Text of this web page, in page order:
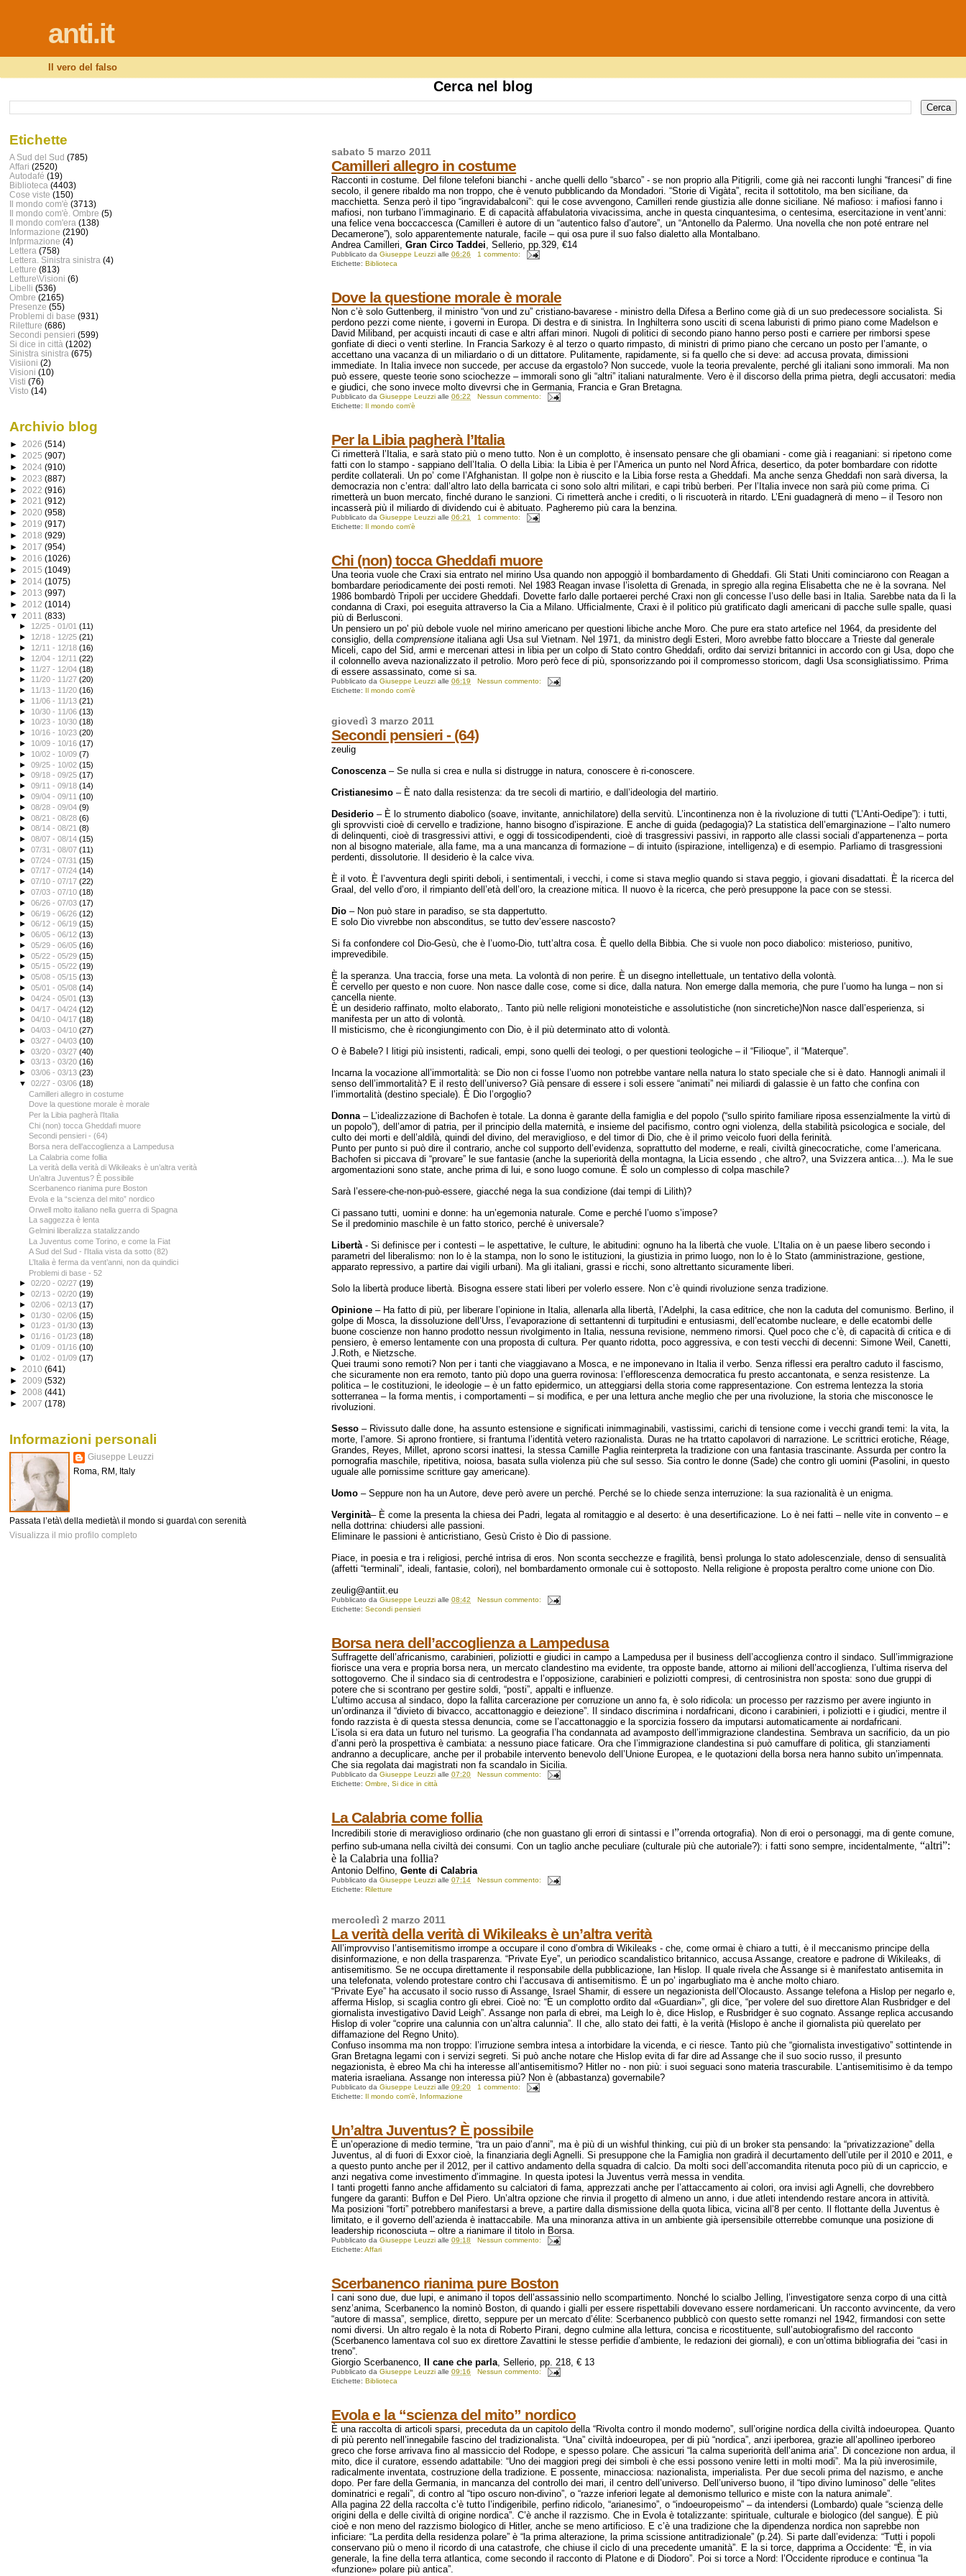
anti.it
Il vero del falso
Cerca nel blog
sabato 5 marzo 2011
Camilleri allegro in costume
Racconti in costume. Del filone telefoni bianchi - anche quelli dello “sbarco” - se non proprio alla Pitigrili, come già nei racconti lunghi “francesi” di fine
secolo, il genere ribaldo ma non troppo, che è venuto pubblicando da Mondadori. “Storie di Vigàta”, recita il sottotitolo, ma ben siciliane, da
macchietta. Senza però il tipo “ingravidabalconi”: qui le cose avvengono, Camilleri rende giustizia alle donne siciliane. Né mafioso: i mafiosi fanno i
mafiosi, non turbano l’immaginario. E di capacità affabulatoria vivacissima, anche in questa cinquantesima, o centesima, esercitazione in vent’anni:
una felice vena boccaccesca (Camilleri è autore di un “autentico falso d’autore”, un “Antonello da Palermo. Una novella che non poté entrare nel
Decamerone”), solo apparentemente naturale, facile – qui osa pure il suo falso dialetto alla Montalbano.
Andrea Camilleri,Gran Circo Taddei , Sellerio, pp.329, €14
Pubblicato daGiuseppe Leuzzi alle06:26
1 commento:
Etichette:Biblioteca
Dove la questione morale è morale
Non c’è solo Guttenberg, il ministro “von und zu” cristiano-bavarese - ministro della Difesa a Berlino come già di un suo predecessore socialista. Si
perdono pezzi come niente, i governi in Europa. Di destra e di sinistra. In Inghilterra sono usciti di scena laburisti di primo piano come Madelson e
David Miliband, per acquisti incauti di case e altri affari minori. Nugoli di politici di secondo piano hanno perso posti e carriere per rimborsi spese
gonfiate di dieci o venti sterline. In Francia Sarkozy è al terzo o quarto rimpasto, di ministri di primo piano che cercano un posto per l’amante, o
accettano una vacanza di un miliardario o di un dittatore. Pulitamente, rapidamente, si fa quello che si deve: ad accusa provata, dimissioni
immediate. In Italia invece non succede, per accuse da ergastolo? Non succede, vuole la teoria prevalente, perché gli italiani sono immorali. Ma non
può essere, queste teorie sono sciochezze – immorali sono gli “altri” italiani naturalmente. Vero è il discorso della prima pietra, degli accusatori: media
e giudici, che sono invece molto divevrsi che in Germania, Francia e Gran Bretagna.
Pubblicato daGiuseppe Leuzzi alle06:22
Nessun commento:
Etichette: Il mondo com'è
Per la Libia pagherà l’Italia
Ci rimetterà l’Italia, e sarà stato più o meno tutto. Non è un complotto, è insensato pensare che gli obamiani - come già i reaganiani: si ripetono come
fatti con lo stampo - sappiano dell’Italia. O della Libia: la Libia è per l’America un punto nel Nord Africa, desertico, da poter bombardare con ridotte
perdite collaterali. Un po’ come l’Afghanistan. Il golpe non è riuscito e la Libia forse resta a Gheddafi. Ma anche senza Gheddafi non sarà diversa, la
democrazia non c’entra: dall’altro lato della barricata ci sono solo altri militari, e capi tribù berberi. Per l’Italia invece non sarà più come prima. Ci
rimetterà un buon mercato, finché durano le sanzioni. Ci rimetterà anche i crediti, o li riscuoterà in ritardo. L’Eni guadagnerà di meno – il Tesoro non
incasserà più il miliardo di dividendo cui è abituato. Pagheremo più cara la benzina.
Pubblicato daGiuseppe Leuzzi alle06:21
1 commento:
Etichette: Il mondo com'è
Chi (non) tocca Gheddafi muore
Una teoria vuole che Craxi sia entrato nel mirino Usa quando non appoggiò il bombardamento di Gheddafi. Gli Stati Uniti cominciarono con Reagan a
bombardare periodicamente dei posti remoti. Nel 1983 Reagan invase l’isoletta di Grenada, in spregio alla regina Elisabetta che ne è la sovrana. Nel
1986 bombardò Tripoli per uccidere Gheddafi. Dovette farlo dalle portaerei perché Craxi non gli concesse l’uso delle basi in Italia. Sarebbe nata da lì la
condanna di Craxi, poi eseguita attraverso la Cia a Milano. Ufficialmente, Craxi è il politico più gratificato dagli americani di pacche sulle spalle, quasi
più di Berlusconi.
Un pensiero un po' più debole vuole nel mirino americano per questioni libiche anche Moro. Che pure era stato artefice nel 1964, da presidente del
consiglio, dellacomprensione italiana agli Usa sul Vietnam. Nel 1971, da ministro degli Esteri, Moro avrebbe fatto bloccare a Trieste dal generale
Miceli, capo del Sid, armi e mercenari attesi in libia per un colpo di Stato contro Gheddafi, ordito dai servizi britannici in accordo con gi Usa, dopo che
il colonnello aveva nazionalizzato il petrolio. Moro però fece di più, sponsorizzando poi il compromesso storicom, dagli Usa sconsigliatissimo. Prima
di essere assassinato, come si sa.
Pubblicato daGiuseppe Leuzzi alle06:19
Nessun commento:
Etichette: Il mondo com'è
giovedì 3 marzo 2011
Secondi pensieri - (64)
zeulig
Conoscenza – Se nulla si crea e nulla si distrugge in natura, conoscere è ri-conoscere.
Cristianesimo – È nato dalla resistenza: da tre secoli di martirio, e dall’ideologia del martirio.
Desiderio – È lo strumento diabolico (soave, invitante, annichilatore) della servitù. L’incontinenza non è la rivoluzione di tutti (“L’Anti-Oedipe”): i tutti,
gli sprovvisti cioè di cervello e tradizione, hanno bisogno d’ispirazione. E anche di guida (pedagogia)? La statistica dell’emarginazione – l’alto numero
di delinquenti, cioè di trasgressivi attivi, e oggi di tossicodipendenti, cioè di trasgressivi passivi, in rapporto alle classi sociali d’appartenenza – porta
non al bisogno materiale, alla fame, ma a una mancanza di formazione – di intuito (ispirazione, intelligenza) e di esempio. Parliamo di trasgressioni
perdenti, dissolutorie. Il desiderio è la calce viva.
È il voto. È l’avventura degli spiriti deboli, i sentimentali, i vecchi, i come si stava meglio quando si stava peggio, i giovani disadattati. È la ricerca del
Graal, del vello d’oro, il rimpianto dell’età dell’oro, la creazione mitica. Il nuovo è la ricerca, che però presuppone la pace con se stessi.
Dio – Non può stare in paradiso, se sta dappertutto.
E solo Dio vivrebbe non absconditus, se tutto dev’essere nascosto?
Si fa confondere col Dio-Gesù, che è l’uomo-Dio, tutt’altra cosa. È quello della Bibbia. Che si vuole non poco diabolico: misterioso, punitivo,
imprevedibile.
È la speranza. Una traccia, forse una meta. La volontà di non perire. È un disegno intellettuale, un tentativo della volontà.
È cervello per questo e non cuore. Non nasce dalle cose, come si dice, dalla natura. Non emerge dalla memoria, che pure l’uomo ha lunga – non si
cancella niente.
È un desiderio raffinato, molto elaborato,. Tanto più nelle religioni monoteistiche e assolutistiche (non sincretiche)Non nasce dall’esperienza, si
manifesta per un atto di volontà.
Il misticismo, che è ricongiungimento con Dio, è il più determinato atto di volontà.
O è Babele? I litigi più insistenti, radicali, empi, sono quelli dei teologi, o per questioni teologiche – il “Filioque”, il “Materque”.
Incarna la vocazione all’immortalità: se Dio non ci fosse l’uomo non potrebbe vantare nella natura lo stato speciale che si è dato. Hannogli animali il
senso dell’immortalità? E il resto dell’universo? Già pensare di essere i soli essere “animati” nei miliardi di galassie è un fatto che confina con
l’immortalità (destino speciale). È Dio l’orgoglio?
Donna – L’idealizzazione di Bachofen è totale. La donna è garante della famiglia e del popolo (“sullo spirito familiare riposa essenzialmente la virtù di
un popolo”), dell’amor di patria, per il principio della maternità, e insieme del pacifismo, contro ogni violenza, della stabilità psicologica e sociale, del
culto dei morti e dell’aldilà, quindi del divino, del meraviglioso, e del timor di Dio, che è il primo veicolo fuori della ferinità.
Punto per punto si può dire il contrario, anche col supporto dell’evidenza, soprattutto del moderne, e reali, civiltà ginecocratiche, come l’americana.
Bachofen si piccava di “provare” le sue fantasie (anche la superiorità della montagna, la Licia essendo , che altro?, una Svizzera antica…). Ma le sue
argomentazioni sono state, anche prima di lui, e sono luogo comune. È solo un complesso di colpa maschile?
Sarà l’essere-che-non-può-essere, giacché nega la sua condizione (dai tempi di Lilith)?
Ci passano tutti, uomini e donne: ha un’egemonia naturale. Come e perché l’uomo s’impose?
Se il predominio maschile è un fatto storico, perché è universale?
Libertà - Si definisce per i contesti – le aspettative, le culture, le abitudini: ognuno ha la libertà che vuole. L’Italia on è un paese libero secondo i
parametri del liberalismo: non lo è la stampa, non lo sono le istituzioni, la giustizia in primo luogo, non lo è lo Stato (amministrazione, gestione,
apparato repressivo, a partire dai vigili urbani). Ma gli italiani, grassi e ricchi, sono altrettanto sicuramente liberi.
Solo la libertà produce libertà. Bisogna essere stati liberi per volerlo essere. Non c’è quindi rivoluzione senza tradizione.
Opinione – Ha fatto di più, per liberare l’opinione in Italia, allenarla alla libertà, l’Adelphi, la casa editrice, che non la caduta del comunismo. Berlino, il
golpe di Mosca, la dissoluzione dell’Urss, l’evaporazione di settantenni di turpitudini e entusiasmi, dell’ecatombe nucleare, e delle ecatombi delle
buone coscienze non hanno prodotto nessun rivolgimento in Italia, nessuna revisione, nemmeno rimorsi. Quel poco che c’è, di capacità di critica e di
pensiero, è emerso lentamente con una proposta di cultura. Per quanto ridotta, poco aggressiva, e con testi vecchi di decenni: Simone Weil, Canetti,
J.Roth, e Nietzsche.
Quei traumi sono remoti? Non per i tanti che viaggiavano a Mosca, e ne imponevano in Italia il verbo. Senza riflessi era peraltro caduto il fascismo,
che sicuramente non era remoto, tanto più dopo una guerra rovinosa: l’efflorescenza democratica fu presto accantonata, e senza resistenze. La
politica – le costituzioni, le ideologie – è un fatto epidermico, un atteggiarsi della storia come rappresentazione. Con estrema lentezza la storia
sotterranea – la forma mentis, i comportamenti – si modifica, e per una lettura anche meglio che per una rivoluzione, la storia che misconosce le
rivoluzioni.
Sesso – Rivissuto dalle done, ha assunto estensione e significati inimmaginabili, vastissimi, carichi di tensione come i vecchi grandi temi: la vita, la
morte, l’amore. Si aprono frontiere, si frantuma l’identità vetero razionalista. Duras ne ha trtatto capolavori di narrazione. Le scrittrici erotiche, Réage,
Grandes, Reyes, Millet, aprono scorsi inattesi, la stessa Camille Paglia reinterpreta la tradizione con una fantasia trascinante. Assurda per contro la
pornografia maschile, ripetitiva, noiosa, basata sulla violenza più che sul sesso. Sia contro le donne (Sade) che contro gli uomini (Pasolini, in questo
uguale alle pornissime scritture gay americane).
Uomo – Seppure non ha un Autore, deve però avere un perché. Perché se lo chiede senza interruzione: la sua razionalità è un enigma.
Verginità– È come la presenta la chiesa dei Padri, legata al romitaggio e al deserto: è una desertificazione. Lo è nei fatti – nelle vite in convento – e
nella dottrina: chiudersi alle passioni.
Eliminare le passioni è anticristiano, Gesù Cristo è Dio di passione.
Piace, in poesia e tra i religiosi, perché intrisa di eros. Non sconta secchezze e fragilità, bensì prolunga lo stato adolescenziale, denso di sensualità
(affetti “terminali”, ideali, fantasie, colori), nel bombardamento ormonale cui è sottoposto. Nella religione è proposta peraltro come unione con Dio.
zeulig@antiit.eu
Pubblicato daGiuseppe Leuzzi alle08:42
Nessun commento:
Etichette:Secondi pensieri
Borsa nera dell’accoglienza a Lampedusa
Suffragette dell’africanismo, carabinieri, poliziotti e giudici in campo a Lampedusa per il business dell’accoglienza contro il sindaco. Sull’immigrazione
fiorisce una vera e propria borsa nera, un mercato clandestino ma evidente, tra opposte bande, attorno ai milioni dell’accoglienza, l’ultima riserva del
sottogoverno. Che il sindaco sia di centrodestra e l’opposizione, carabinieri e poliziotti compresi, di centrosinistra non sposta: sono due gruppi di
potere che si scontrano per gestire soldi, “posti”, appalti e influenze.
L’ultimo accusa al sindaco, dopo la fallita carcerazione per corruzione un anno fa, è solo ridicola: un processo per razzismo per avere ingiunto in
un’ordinanza il “divieto di bivacco, accattonaggio e deiezione”. Il sindaco discrimina i nordafricani, dicono i carabinieri, i poliziotti e i giudici, mentre il
fondo razzista è di questa stessa denuncia, come se l’accattonaggio e la sporcizia fossero da imputarsi automaticamente ai nordafricani.
L’isola si era data un futuro nel turismo. La geografia l’ha condannata ad avamposto dell’immigrazione clandestina. Sembrava un sacrificio, da un pio
d’anni però la prospettiva è cambiata: a nessuno piace faticare. Ora che l’immigrazione clandestina si può camuffare di politica, gli stanziamenti
andranno a decuplicare, anche per il probabile intervento benevolo dell’Unione Europea, e le quotazioni della borsa nera hanno subito un’impennata.
Che sia regolata dai magistrati non fa scandalo in Sicilia.
Pubblicato daGiuseppe Leuzzi alle07:20
Nessun commento:
Etichette:Ombre ,Si dice in città
La Calabria come follia
Incredibili storie di meraviglioso ordinario (che non guastano gli errori di sintassi e l”orrenda ortografia). Non di eroi o personaggi, ma di gente comune,
perfino sub-umana nella civiltà dei consumi. Con un taglio anche peculiare (culturale più che autoriale?): i fatti sono sempre, incidentalmente,“altri”:
è la Calabria una follia?
Antonio Delfino,Gente di Calabria
Pubblicato daGiuseppe Leuzzi alle07:14
Nessun commento:
Etichette:Riletture
mercoledì 2 marzo 2011
La verità della verità di Wikileaks è un’altra verità
All’improvviso l’antisemitismo irrompe a occupare il cono d’ombra di Wikileaks - che, come ormai è chiaro a tutti, è il meccanismo principe della
disinformazione, e non della trasparenza. “Private Eye”, un periodico scandalistico britannico, accusa Assange, creatore e padrone di Wikileaks, di
antisemitismo. Se ne occupa direttamente il responsabile della pubblicazione, Ian Hislop. Il quale rivela che Assange si è manifestato antisemita in
una telefonata, volendo protestare contro chi l’accusava di antisemitismo. È un po’ ingarbugliato ma è anche molto chiaro.
“Private Eye” ha accusato il socio russo di Assange, Israel Shamir, di essere un negazionista dell’Olocausto. Assange telefona a Hislop per negarlo e,
afferma Hislop, si scaglia contro gli ebrei. Cioè no: “È un complotto ordito dal «Guardian»”, gli dice, “per volere del suo direttore Alan Rusbridger e del
giornalista investigativo David Leigh”. Assange non parla di ebrei, ma Leigh lo è, dice Hislop, e Rusbridger è suo cognato. Assange replica accusando
Hislop di voler “coprire una calunnia con un’altra calunnia”. Il che, allo stato dei fatti, è la verità (Hislopo è anche il giornalista più querelato per
diffamazione del Regno Unito).
Confuso insomma ma non troppo: l’irruzione sembra intesa a intorbidare la vicenda, e ci riesce. Tanto più che “giornalista investigativo” sottintende in
Gran Bretagna legami con i servizi segreti. Si può anche notare che Hislop evita di far dire ad Assange che il suo socio russo, il presunto
negazionista, è ebreo Ma chi ha interesse all’antisemitismo? Hitler no - non più: i suoi seguaci sono materia trascurabile. L’antisemitisimo è da tempo
materia israeliana. Assange non interessa più? Non è (abbastanza) governabile?
Pubblicato daGiuseppe Leuzzi alle09:20
1 commento:
Etichette: Il mondo com'è Informazione
Un’altra Juventus? È possibile
È un’operazione di medio termine, “tra un paio d’anni”, ma è più di un wishful thinking, cui più di un broker sta pensando: la “privatizzazione” della
Juventus, al di fuori di Exxor cioè, la finanziaria degli Agnelli. Si presuppone che la Famiglia non gradirà il decurtamento dell’utile per il 2010 e 2011, e
a questo punto anche per il 2012, per il cattivo andamento della squadra di calcio. Da molti soci dell’accomandita ritenuta poco più di un capriccio, e
anzi negativa come investimento d’immagine. In questa ipotesi la Juventus verrà messa in vendita.
I tanti progetti fanno anche affidamento su calciatori di fama, apprezzati anche per l’attaccamento ai colori, ora invisi agli Agnelli, che dovrebbero
fungere da garanti: Buffon e Del Piero. Un’altra opzione che rinvia il progetto di almeno un anno, i due atleti intendendo restare ancora in attività.
Ma posizioni “forti” potrebbero manifestarsi a breve, a partire dalla dismissione della quota libica, vicina all’8 per cento. Il flottante della Juventus è
limitato, e il governo dell’azienda è inattaccabile. Ma una minoranza attiva in un ambiente già ipersensibile otterrebbe comunque una posizione di
leadership riconosciuta – oltre a rianimare il titolo in Borsa.
Pubblicato daGiuseppe Leuzzi alle09:18
Nessun commento:
Etichette:Affari
Scerbanenco rianima pure Boston
I cani sono due, due lupi, e animano il topos dell’assassinio nello scompartimento. Nonché lo scialbo Jelling, l’investigatore senza corpo di una città
senz’anima, Scerbanenco la nominò Boston, di quando i gialli per essere rispettabili dovevano essere nordamericani. Un racconto avvincente, da vero
“autore di massa”, semplice, diretto, seppure per un mercato d’élite: Scerbanenco pubblicò con questo sette romanzi nel 1942, firmandosi con sette
nomi diversi. Un altro regalo è la nota di Roberto Pirani, degno culmine alla lettura, concisa e ricostituente, sull’autobiografismo del racconto
(Scerbanenco lamentava col suo ex direttore Zavattini le stesse perfidie d’ambiente, le redazioni dei giornali), e con un’ottima bibliografia dei “casi in
treno”.
Giorgio Scerbanenco,Il cane che parla , Sellerio, pp. 218, € 13
Pubblicato daGiuseppe Leuzzi alle09:16
Nessun commento:
Etichette:Biblioteca
Evola e la “scienza del mito” nordico
È una raccolta di articoli sparsi, preceduta da un capitolo della “Rivolta contro il mondo moderno”, sull’origine nordica della civiltà indoeuropea. Quanto
di più perento nell’innegabile fascino del tradizionalista. “Una” civiltà indoeuropea, per di più “nordica”, anzi iperborea, grazie all’apollineo iperboreo
greco che forse arrivava fino al massiccio del Rodope, e spesso polare. Che assicuri “la calma superiorità dell’anima aria”. Di concezione non ardua, il
mito, dice il curatore, essendo adattabile: “Uno dei maggiori pregi dei simboli è che essi possono venire letti in molti modi”. Ma la più inverosimile,
radicalmente inventata, costruzione della tradizione. E possente, minacciosa: nazionalista, imperialista. Per due secoli prima del nazismo, e anche
dopo. Per fare della Germania, in mancanza del controllo dei mari, il centro dell’universo. Dell’universo buono, il “tipo divino luminoso” delle “elites
dominatrici e regali”, di contro al “tipo oscuro non-divino”, o “razze inferiori legate al demonismo tellurico e miste con la natura animale”.
Alla pagina 22 della raccolta c’è tutto l’indigeribile, perfino ridicolo, “arianesimo”, o “indoeuropeismo” – da intendersi (Lombardo) quale “scienza delle
origini della e delle civiltà di origine nordica”. C’è anche il razzismo. Che in Evola è totalizzante: spirituale, culturale e biologico (del sangue). È più
cioè e non meno del razzismo biologico di Hitler, anche se meno artificioso. E c’è una tradizione che la dipendenza nordica non saprebbe non
inficiare: “La perdita della residenza polare” è “la prima alterazione, la prima scissione antitradizionale” (p.24). Si parte dall’evidenza: “Tutti i popoli
conservano più o meno il ricordo di una catastrofe, che chiuse il ciclo di una precedente umanità”. E la si torce, dapprima a Occidente: “È, in via
generale, la fine della terra atlantica, come secondo il racconto di Platone e di Diodoro”. Poi si torce a Nord: l’Occidente riproduce e continua “la
«funzione» polare più antica”.
Etichette
A Sud del Sud (785)
Affari (2520)
Autodafé (19)
Biblioteca (4403)
Cose viste (150)
Il mondo com'è (3713)
Il mondo com'è. Ombre (5)
Il mondo com'era (138)
Informazione (2190)
Infprmazione (4)
Lettera (758)
Lettera. Sinistra sinistra (4)
Letture (813)
Letture\Visioni (6)
Libelli (536)
Ombre (2165)
Presenze (55)
Problemi di base (931)
Riletture (686)
Secondi pensieri (599)
Si dice in città (1202)
Sinistra sinistra (675)
Visiioni (2)
Visioni (10)
Visti (76)
Visto (14)
Archivio blog
► 2026 (514)
► 2025 (907)
► 2024 (910)
► 2023 (887)
► 2022 (916)
► 2021 (912)
► 2020 (958)
► 2019 (917)
► 2018 (929)
► 2017 (954)
► 2016 (1026)
► 2015 (1049)
► 2014 (1075)
► 2013 (997)
► 2012 (1014)
▼ 2011 (833)
► 12/25 - 01/01(11)
► 12/18 - 12/25(21)
► 12/11 - 12/18(16)
► 12/04 - 12/11(22)
► 11/27 - 12/04(18)
► 11/20 - 11/27(20)
► 11/13 - 11/20(16)
► 11/06 - 11/13(21)
► 10/30 - 11/06(13)
► 10/23 - 10/30(18)
► 10/16 - 10/23(20)
► 10/09 - 10/16(17)
► 10/02 - 10/09(7)
►09/25 - 10/02(15)
►09/18 - 09/25(17)
►09/11 - 09/18(14)
►09/04 - 09/11(10)
►08/28 - 09/04(9)
►08/21 - 08/28(6)
►08/14 - 08/21(8)
►08/07 - 08/14(15)
►07/31 - 08/07(11)
►07/24 - 07/31(15)
►07/17 - 07/24(14)
►07/10 - 07/17(22)
►07/03 - 07/10(18)
►06/26 - 07/03(17)
►06/19 - 06/26(12)
►06/12 - 06/19(15)
►06/05 - 06/12(13)
►05/29 - 06/05(16)
►05/22 - 05/29(15)
►05/15 - 05/22(19)
►05/08 - 05/15(13)
►05/01 - 05/08(14)
►04/24 - 05/01(13)
►04/17 - 04/24(12)
►04/10 - 04/17(18)
►04/03 - 04/10(27)
►03/27 - 04/03(10)
►03/20 - 03/27(40)
►03/13 - 03/20(16)
►03/06 - 03/13(23)
▼02/27 - 03/06(18)
Camilleri allegro in costume
Dove la questione morale è morale
Per la Libia pagherà l’Italia
Chi (non) tocca Gheddafi muore
Secondi pensieri - (64)
Borsa nera dell’accoglienza a Lampedusa
La Calabria come follia
La verità della verità di Wikileaks è un’altra verità
Un’altra Juventus? È possibile
Scerbanenco rianima pure Boston
Evola e la “scienza del mito” nordico
Orwell molto italiano nella guerra di Spagna
La saggezza è lenta
Gelmini liberalizza statalizzando
La Juventus come Torino, e come la Fiat
A Sud del Sud - l'Italia vista da sotto (82)
L’Italia è ferma da vent’anni, non da quindici
Problemi di base - 52
►02/20 - 02/27(19)
►02/13 - 02/20(19)
►02/06 - 02/13(17)
►01/30 - 02/06(15)
►01/23 - 01/30(13)
►01/16 - 01/23(18)
►01/09 - 01/16(10)
►01/02 - 01/09(17)
► 2010 (641)
► 2009 (532)
► 2008 (441)
► 2007 (178)
Informazioni personali
Giuseppe Leuzzi
Roma, RM, Italy
Passata l’età\ della medietà\ il mondo si guarda\ con serenità
Visualizza il mio profilo completo